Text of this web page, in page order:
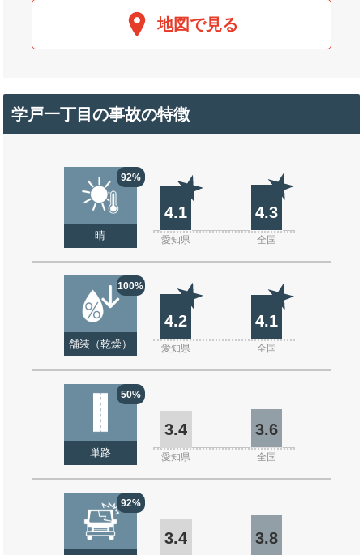
地図で見る
学戸一丁目の事故の特徴
92%
晴
4.1 4.3
愛知県 全国
100%
舗装（乾燥）
4.2 4.1
愛知県 全国
50%
単路
3.4 3.6
愛知県 全国
92%
3.4 3.8